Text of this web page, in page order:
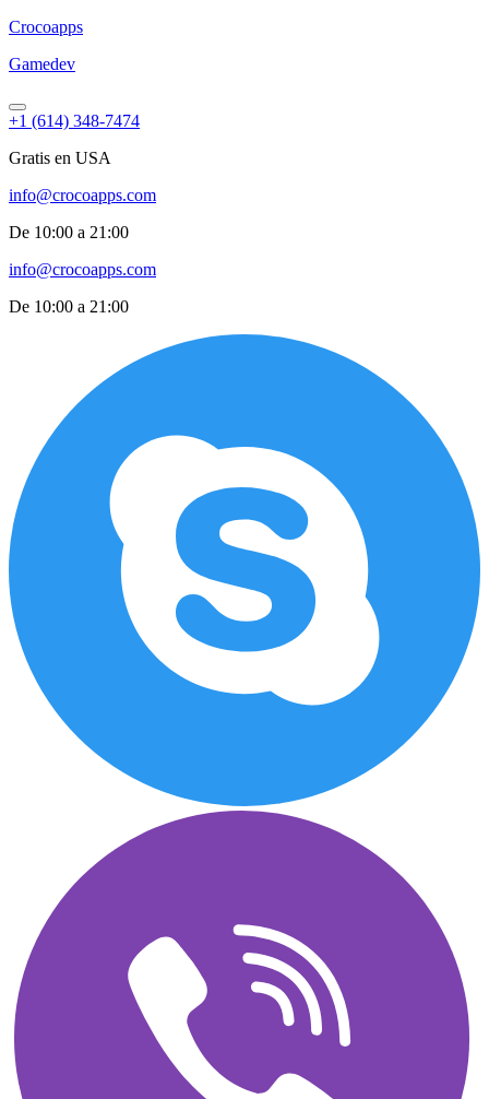
Crocoapps
Gamedev
+1 (614) 348-7474
Gratis en USA
info@crocoapps.com
De 10:00 a 21:00
info@crocoapps.com
De 10:00 a 21:00